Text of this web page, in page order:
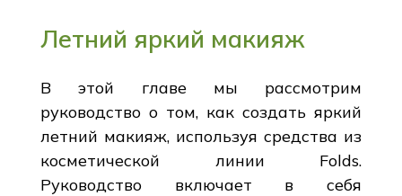
Летний яркий макияж
В этой главе мы рассмотрим
руководство о том, как создать яркий
летний макияж, используя средства из
косметической линии Folds.
Руководство включает в себя